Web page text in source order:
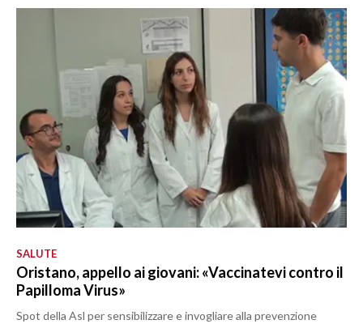
SALUTE
Oristano, appello ai giovani: «Vaccinatevi contro il
Papilloma Virus»
Spot della Asl per sensibilizzare e invogliare alla prevenzione